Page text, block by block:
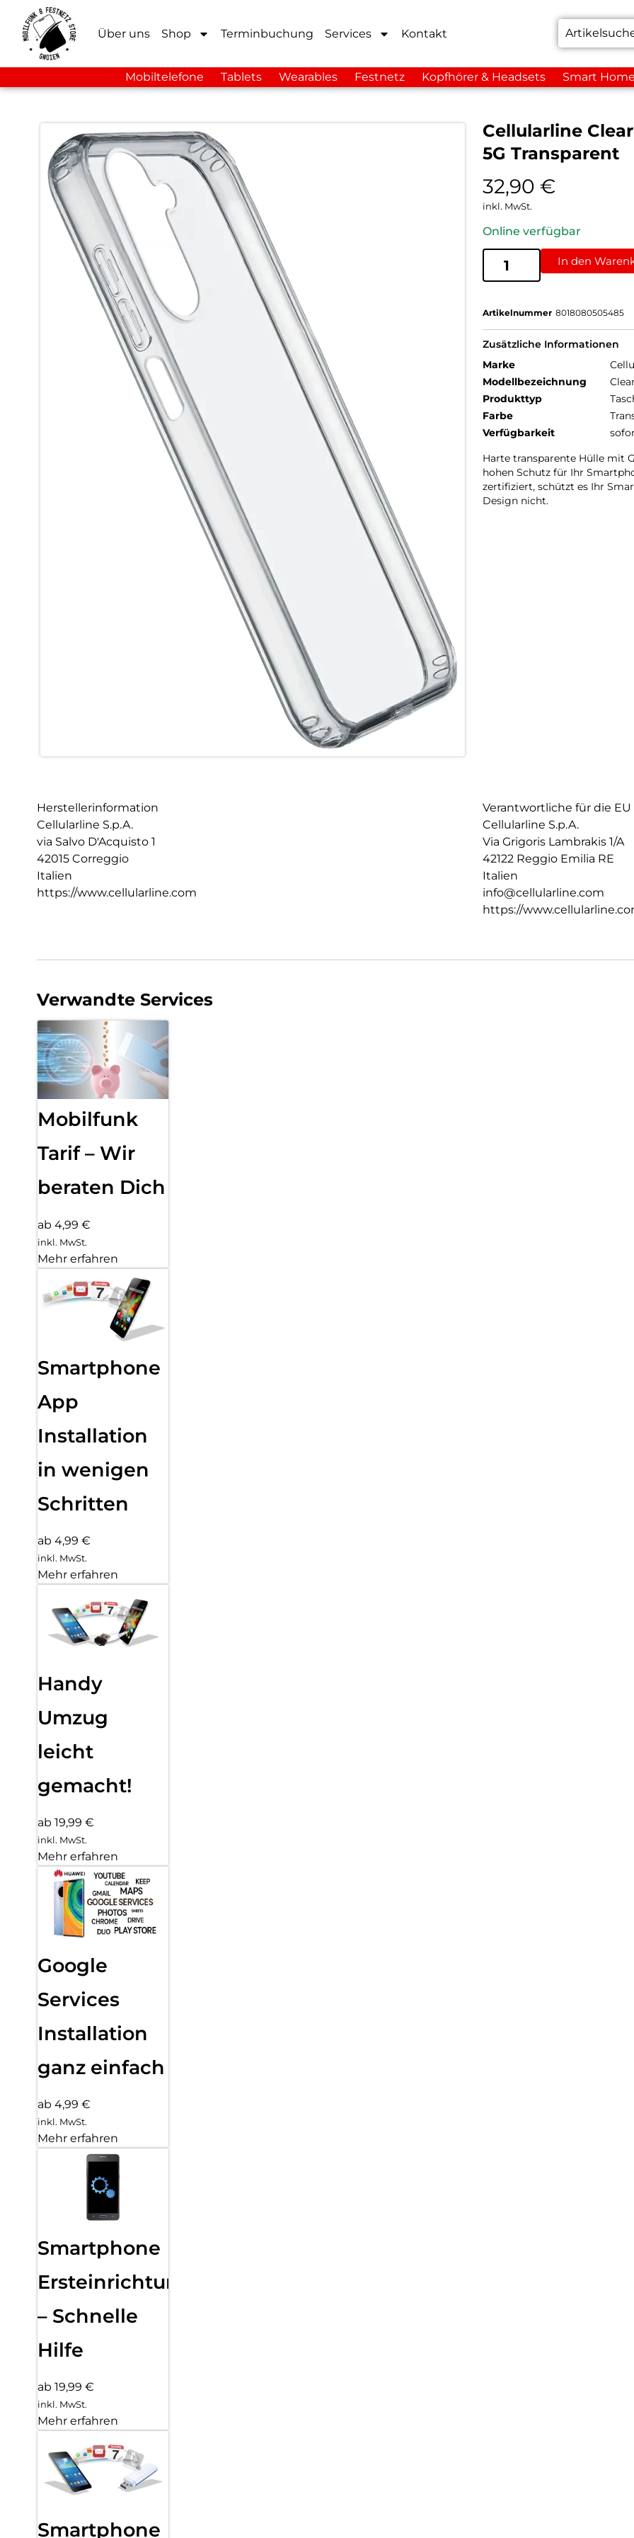
Über uns Shop Terminbuchung Services Kontakt
Mobiltelefone Tablets Wearables Festnetz Kopfhörer & Headsets Smart
Cellularline
5G Transparent
32,90 €
inkl. MwSt.
Online verfügbar
In den
Artikelnummer 8018080505485
Zusätzliche Informationen
Marke
Modellbezeichnung
Produkttyp
Farbe
Verfügbarkeit
Harte transparente Hülle mit
hohen Schutz für Ihr
zertifiziert, schützt es Ihr
Design nicht.
Herstellerinformation
Cellularline S.p.A.
via Salvo D'Acquisto 1
42015 Correggio
Italien
https://www.cellularline.com
Verantwortliche für die EU
Cellularline S.p.A.
Via Grigoris Lambrakis 1/A
42122 Reggio Emilia RE
Italien
info@cellularline.com
https://
Verwandte Services
Mobilfunk
Tarif – Wir
beraten Dich
ab 4,99 €
inkl. MwSt.
Mehr erfahren
Smartphone
App
Installation
in wenigen
Schritten
ab 4,99 €
inkl. MwSt.
Mehr erfahren
Handy
Umzug
leicht
gemacht!
ab 19,99 €
inkl. MwSt.
Mehr erfahren
Google
Services
Installation
ganz einfach
ab 4,99 €
inkl. MwSt.
Mehr erfahren
Smartphone
Ersteinrichtung
– Schnelle
Hilfe
ab 19,99 €
inkl. MwSt.
Mehr erfahren
Smartphone